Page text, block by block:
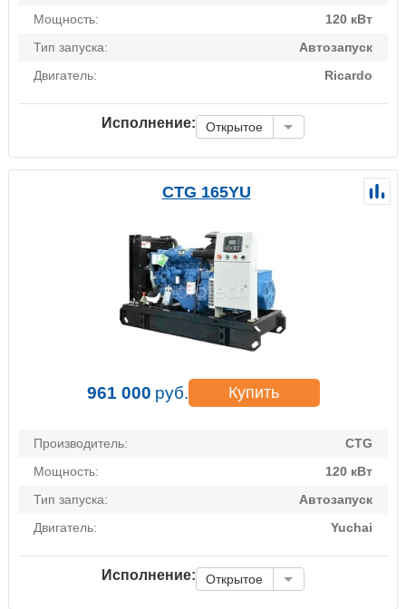
Мощность:
120 кВт
Тип запуска:
Автозапуск
Двигатель:
Ricardo
Исполнение: Открытое
CTG 165YU
961 000 руб. Купить
Производитель:
CTG
Мощность:
120 кВт
Тип запуска:
Автозапуск
Двигатель:
Yuchai
Исполнение: Открытое